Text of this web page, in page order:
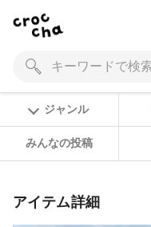
ジャンル
みんなの投稿
アイテム詳細